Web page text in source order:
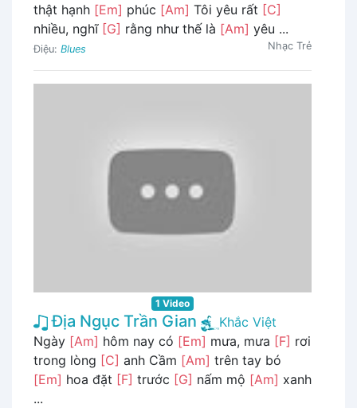
thật hạnh [Em] phúc [Am] Tôi yêu rất [C]
nhiều, nghĩ [G] rằng như thế là [Am] yêu ...
Điệu: Blues Nhạc Trẻ
1 Video
Địa Ngục Trần Gian
Khắc Việt
Ngày [Am] hôm nay có [Em] mưa, mưa [F] rơi
trong lòng [C] anh Cầm [Am] trên tay bó
[Em] hoa đặt [F] trước [G] nấm mộ [Am] xanh
...